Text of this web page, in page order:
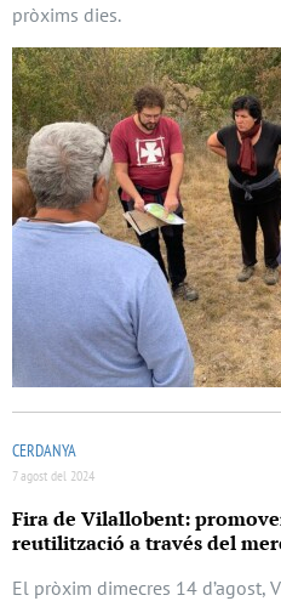
pròxims dies.
CERDANYA
7 agost del 2024
Fira de Vilallobent:
reutilització a través del
El pròxim dimecres 14